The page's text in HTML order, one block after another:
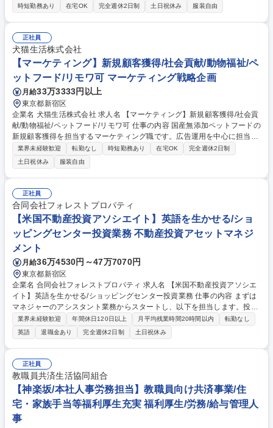
らチームマネジメント、幹部採用まで幅広く主導します。 【具体的には】
■事業計画に基づく中長期採用計画の策定・実行 ■幹部クラスの直接リク
ルーティング ■採用チームのマネジメント・育成 ■経営陣や事業部門との
要件定義 ■採用広報・ブランディングの推進 募集職種 【採用部長】クラ
ウド型電子カルテ/医療DX/採用戦略の立案～実行
時短勤務あり
在宅OK 完全週休2日制 土日祝休み 服装自由
正社員
犬猫生活株式会社
【マーケティング】新規顧客獲得/社会貢献/動物福祉/ペ
ットフード/リモワ可 マーケティング戦略企画
月給33万3333円以上
東京都新宿区
企業名 犬猫生活株式会社 求人名 【マーケティング】新規顧客獲得/社会貢
献/動物福祉/ペットフード/リモワ可 仕事の内容 国産無添加ペットフードの
新規顧客獲得を担当するマーケティング職です。広告運用を中心に担当商
材の拡販を推進し、より多くの飼い主様に犬猫生活の商品をお届けしま
す。 【具体的には】 新規顧客獲得を目的とした広告運用(Meta/Google/Ya
hoo!等)、LPO、アップセル・クロスセル設計、ユーザーヒアリング・N1
分析、CRM施策の立案・実行、ブランド戦略の構築・推進を担当しま
す。ご希望や経験に応じてプロダクト開発や新規事業にも関与可能です。
事業成長が動物福祉活動の拡大に直結する社会貢献性の高い仕事です。 募
集職種 【マーケティング】新規顧客獲得/社会貢献/動物福祉/ペットフード/
リモワ可
業界未経験歓迎 転勤なし 時短勤務あり 在宅OK
完全週休2日制
土日祝休み
服装自由
正社員
合同会社フォレストプロパティ
【米国不動産投資アソシエイト】英語を生かせる/ショ
ッピングセンター投資業務 不動産投資アセットマネジ
メント
月給36万4530円～47万7070円
東京都新宿区
企業名 合同会社フォレストプロパティ 求人名 【米国不動産投資アソシエ
イト】英語を生かせる/ショッピングセンター投資業務 仕事の内容 まずは
マネジャーのアシスタント業務からスタートし、以下を担当します。投資
判断会議にも同席し、案件検討プロセスを最初から最後まで経験できま
す。 【具体的には】■米国不動産仲介業者との折衝 ■保有不動産の管理・
リーシング ■投資調査業務 ■米国会計法人・弁護士事務所との情報授受 ※
年3～4回の米国出張あり。 ■フォレストモールUSAの業務運営：https://fo
restmall-usa.com/ 募集職種 【米国不動産投資アソシエイト】英語を生か
せる/ショッピングセンター投資業務
業界未経験歓迎 年間休日120日以上 月平均残業時間20時間以内
転勤なし
英語
退職金あり 完全週休2日制 土日祝休み
正社員
教職員共済生活協同組合
【神楽坂/本社人事労務担当】教職員向け共済事業/住
宅・家族手当等福利厚生充実 福利厚生/労務/給与管理人
事